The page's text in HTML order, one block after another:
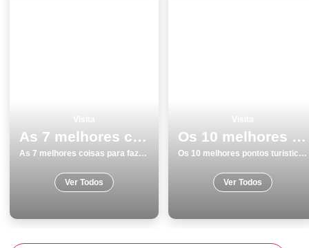
As 7 melhores coisas para fazer no inverno em Lamego
As 7 melhores coisas para fazer no inverno em Lamego
Ver Todos
Os 10 melhores pontos turisticos e passeios em GuimarÃ£es
Os 10 melhores pontos turisticos e passeios em GuimarÃ£es
Ver Todos